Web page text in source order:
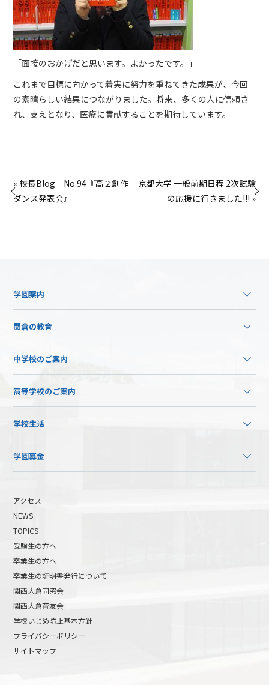
「面接のおかげだと思います。よかったです。」
これまで目標に向かって着実に努力を重ねてきた成果が、今回
の素晴らしい結果につながりました。将来、多くの人に信頼さ
れ、支えとなり、医療に貢献することを期待しています。
« 校長Blog No.94『高２創作
ダンス発表会』
京都大学 一般前期日程 2次試験
の応援に行きました!!! »
学園案内
関倉の教育
中学校のご案内
高等学校のご案内
学校生活
学園募金
アクセス
NEWS
TOPICS
受験生の方へ
卒業生の方へ
卒業生の証明書発行について
関西大倉同窓会
関西大倉育友会
学校いじめ防止基本方針
プライバシーポリシー
サイトマップ